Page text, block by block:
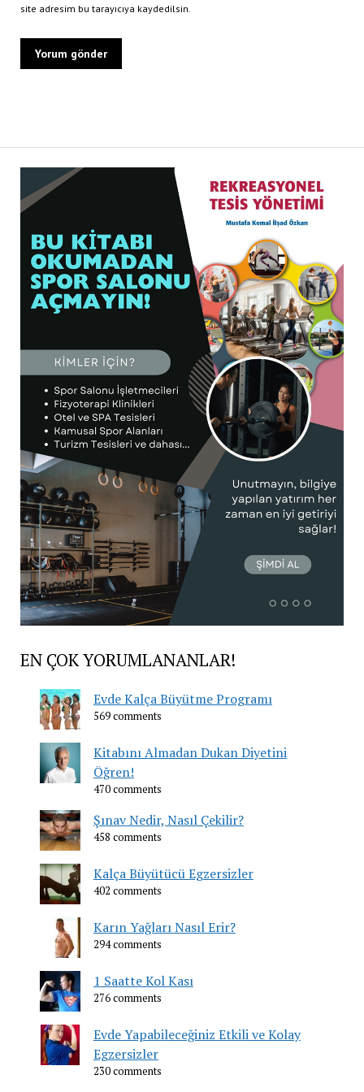
site adresim bu tarayıcıya kaydedilsin.
EN ÇOK YORUMLANANLAR!
Evde Kalça Büyütme Programı
569 comments
Kitabını Almadan Dukan Diyetini
Öğren!
470 comments
Şınav Nedir, Nasıl Çekilir?
458 comments
Kalça Büyütücü Egzersizler
402 comments
Karın Yağları Nasıl Erir?
294 comments
1 Saatte Kol Kası
276 comments
Evde Yapabileceğiniz Etkili ve Kolay
Egzersizler
230 comments